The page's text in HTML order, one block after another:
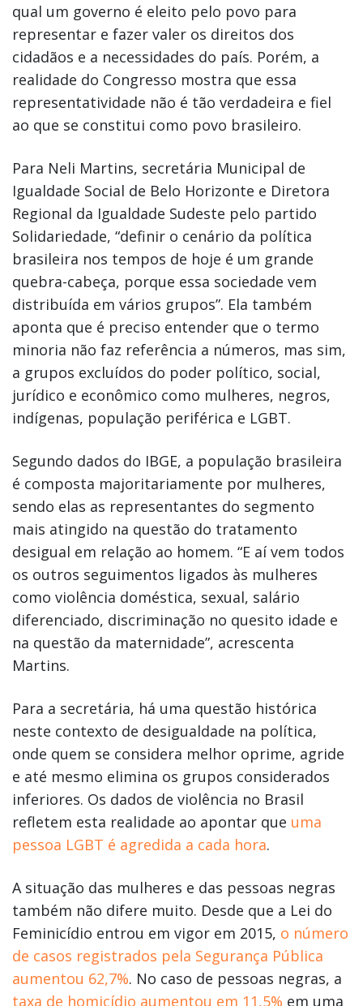
qual um governo é eleito pelo povo para
representar e fazer valer os direitos dos
cidadãos e a necessidades do país. Porém, a
realidade do Congresso mostra que essa
representatividade não é tão verdadeira e fiel
ao que se constitui como povo brasileiro.
Para Neli Martins, secretária Municipal de
Igualdade Social de Belo Horizonte e Diretora
Regional da Igualdade Sudeste pelo partido
Solidariedade, “definir o cenário da política
brasileira nos tempos de hoje é um grande
quebra-cabeça, porque essa sociedade vem
distribuída em vários grupos”. Ela também
aponta que é preciso entender que o termo
minoria não faz referência a números, mas sim,
a grupos excluídos do poder político, social,
jurídico e econômico como mulheres, negros,
indígenas, população periférica e LGBT.
Segundo dados do IBGE, a população brasileira
é composta majoritariamente por mulheres,
sendo elas as representantes do segmento
mais atingido na questão do tratamento
desigual em relação ao homem. “E aí vem todos
os outros seguimentos ligados às mulheres
como violência doméstica, sexual, salário
diferenciado, discriminação no quesito idade e
na questão da maternidade”, acrescenta
Martins.
Para a secretária, há uma questão histórica
neste contexto de desigualdade na política,
onde quem se considera melhor oprime, agride
e até mesmo elimina os grupos considerados
inferiores. Os dados de violência no Brasil
refletem esta realidade ao apontar que uma
pessoa LGBT é agredida a cada hora.
A situação das mulheres e das pessoas negras
também não difere muito. Desde que a Lei do
Feminicídio entrou em vigor em 2015, o número
de casos registrados pela Segurança Pública
aumentou 62,7%. No caso de pessoas negras, a
taxa de homicídio aumentou em 11,5% em uma